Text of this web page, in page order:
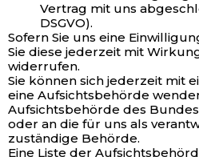
Vertrag mit uns
DSGVO).
Sofern Sie uns eine
Sie diese jederzeit mit
widerrufen.
Sie können sich jederzeit mit
eine Aufsichtsbehörde
Aufsichtsbehörde des
oder an die für uns als
zuständige Behörde.
Eine Liste der